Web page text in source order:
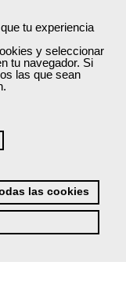
tu experiencia
y seleccionar
tu navegador. Si
las que sean
las cookies
el empleo
ayudarte a
los mejores